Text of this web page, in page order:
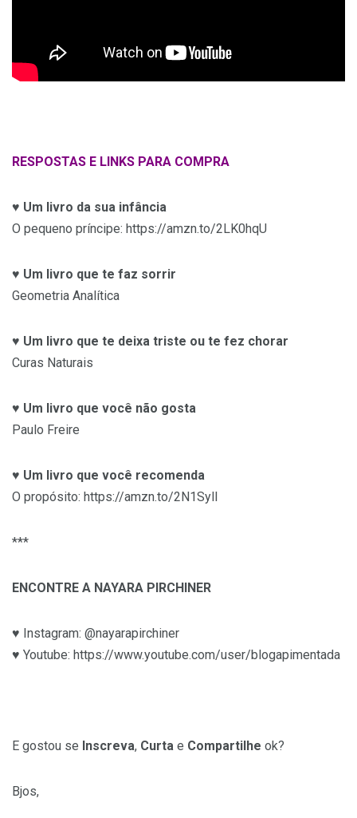
RESPOSTAS E LINKS PARA COMPRA
♥ Um livro da sua infância
O pequeno príncipe: https://amzn.to/2LK0hqU
♥ Um livro que te faz sorrir
Geometria Analítica
♥ Um livro que te deixa triste ou te fez chorar
Curas Naturais
♥ Um livro que você não gosta
Paulo Freire
♥ Um livro que você recomenda
O propósito: https://amzn.to/2N1Syll
***
ENCONTRE A NAYARA PIRCHINER
♥ Instagram: @nayarapirchiner
♥ Youtube: https://www.youtube.com/user/blogapimentada
E gostou se Inscreva, Curta e Compartilhe ok?
Bjos,